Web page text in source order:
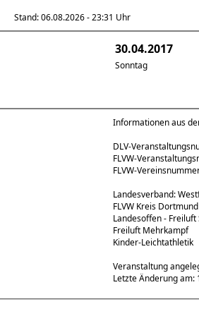
Stand: 06.08.2026 - 23:31 Uhr
30.04.2017
Sonntag
Informationen aus
DLV-
FLVW-
FLVW-
Landesverband:
FLVW Kreis
Landesoffen - Freiluft
Freiluft Mehrkampf
Kinder-Leichtathletik
Veranstaltung
Letzte Änderung am: